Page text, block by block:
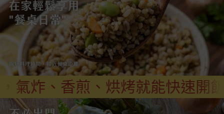
就能快速開飯，早餐、便當、